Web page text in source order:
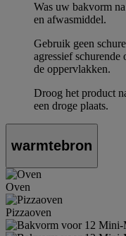
Was uw bakvorm
en afwasmiddel.
Gebruik geen
agressief
de oppervlakken.
Droog het product
een droge plaats.
warmtebron
Oven
Pizzaoven